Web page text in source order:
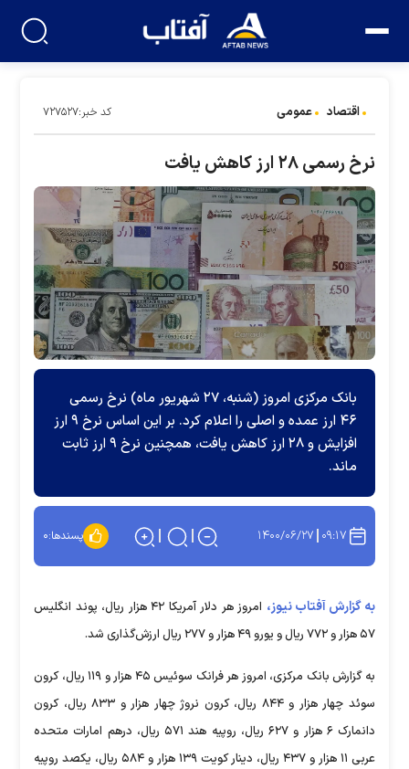
اقتصاد عمومی کد خبر:۷۲۷۵۲۷
نرخ رسمی ۲۸ ارز کاهش یافت
بانک مرکزی امروز (شنبه، ۲۷ شهریور ماه) نرخ رسمی
۴۶ ارز عمده و اصلی را اعلام کرد. بر این اساس نرخ ۹ ارز
افزایش و ۲۸ ارز کاهش یافت، همچنین نرخ ۹ ارز ثابت
ماند.
۰۹:۱۷ ۱۴۰۰/۰۶/۲۷ پسندها:۰
به گزارش آفتاب نیوز،
امروز هر دلار آمریکا ۴۲ هزار ریال، پوند انگلیس
۵۷ هزار و ۷۷۲ ریال و یورو ۴۹ هزار و ۲۷۷ ریال ارزش‌گذاری شد.
به گزارش بانک مرکزی، امروز هر فرانک سوئیس ۴۵ هزار و ۱۱۹ ریال، کرون
سوئد چهار هزار و ۸۴۴ ریال، کرون نروژ چهار هزار و ۸۳۳ ریال، کرون
دانمارک ۶ هزار و ۶۲۷ ریال، روپیه هند ۵۷۱ ریال، درهم امارات متحده
عربی ۱۱ هزار و ۴۳۷ ریال، دینار کویت ۱۳۹ هزار و ۵۸۴ ریال، یکصد روپیه